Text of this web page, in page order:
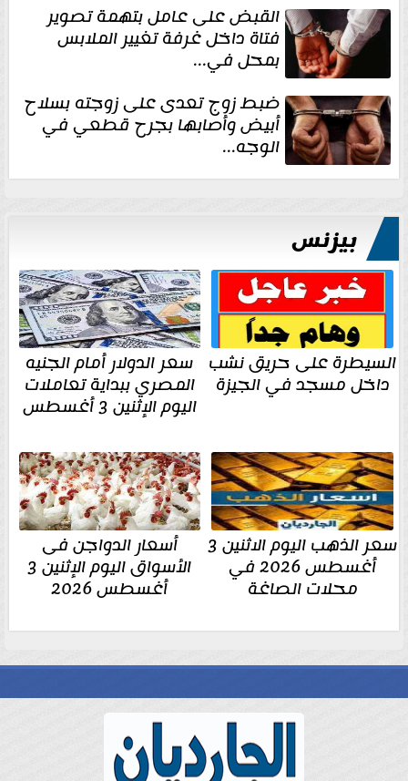
القبض على عامل بتهمة تصوير
فتاة داخل غرفة تغيير الملابس
بمحل في...
ضبط زوج تعدى على زوجته بسلاح
أبيض وأصابها بجرح قطعي في
الوجه...
بيزنس
السيطرة على حريق نشب
داخل مسجد في الجيزة
سعر الدولار أمام الجنيه
المصري ببداية تعاملات
اليوم الإثنين 3 أغسطس
سعر الذهب اليوم الاثنين 3
أغسطس 2026 في
محلات الصاغة
أسعار الدواجن فى
الأسواق اليوم الإثنين 3
أغسطس 2026